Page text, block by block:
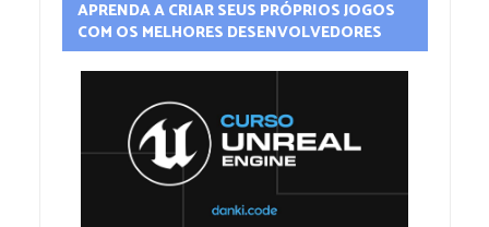
APRENDA A CRIAR SEUS PRÓPRIOS JOGOS
COM OS MELHORES DESENVOLVEDORES